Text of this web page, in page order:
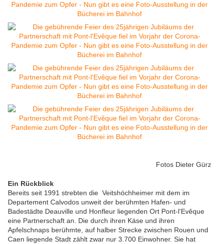
Fotos Dieter Gürz
Ein Rückblick
Bereits seit 1991 strebten die Veitshöchheimer mit dem im
Departement Calvodos unweit der berühmten Hafen- und
Badestädte Deauville und Honfleur liegenden Ort Pont-l'Evêque
eine Partnerschaft an. Die durch ihren Käse und ihren
Apfelschnaps berühmte, auf halber Strecke zwischen Rouen und
Caen liegende Stadt zählt zwar nur 3.700 Einwohner. Sie hat